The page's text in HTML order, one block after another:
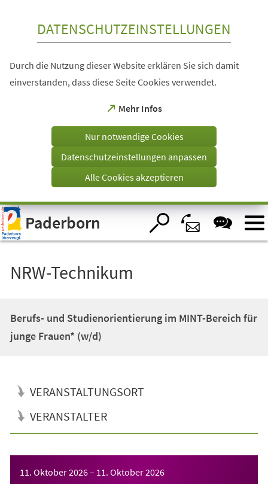
Visuelle
Assistenzsoftware
öffnen.
DATENSCHUTZEINSTELLUNGEN
Durch die Nutzung dieser Website erklären Sie sich damit
einverstanden, dass diese Seite Cookies verwendet.
Mehr Infos
(Öffnet
einem
Tab)
Nur notwendige Cookies
Datenschutzeinstellungen anpassen
Alle Cookies akzeptieren
Paderborn
NRW-Technikum
Berufs- und Studienorientierung im MINT-Bereich für
junge Frauen* (w/d)
VERANSTALTUNGSORT
VERANSTALTER
11. Oktober 2026– 11. Oktober 2026